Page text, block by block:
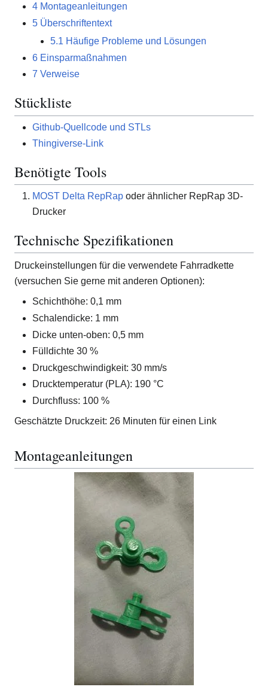
4 Montageanleitungen
5 Überschriftentext
5.1 Häufige Probleme und Lösungen
6 Einsparmaßnahmen
7 Verweise
Stückliste
Github-Quellcode und STLs
Thingiverse-Link
Benötigte Tools
MOST Delta RepRap oder ähnlicher RepRap 3D-
Drucker
Technische Spezifikationen
Druckeinstellungen für die verwendete Fahrradkette
(versuchen Sie gerne mit anderen Optionen):
Schichthöhe: 0,1 mm
Schalendicke: 1 mm
Dicke unten-oben: 0,5 mm
Fülldichte 30 %
Druckgeschwindigkeit: 30 mm/s
Drucktemperatur (PLA): 190 °C
Durchfluss: 100 %
Geschätzte Druckzeit: 26 Minuten für einen Link
Montageanleitungen